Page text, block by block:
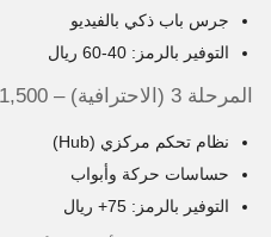
جرس باب ذكي بالفيديو
التوفير بالرمز: 40-60 ريال
المرحلة 3 (الاحترافية) – 1,500+ ريال:
نظام تحكم مركزي (Hub)
حساسات حركة وأبواب
التوفير بالرمز: 75+ ريال